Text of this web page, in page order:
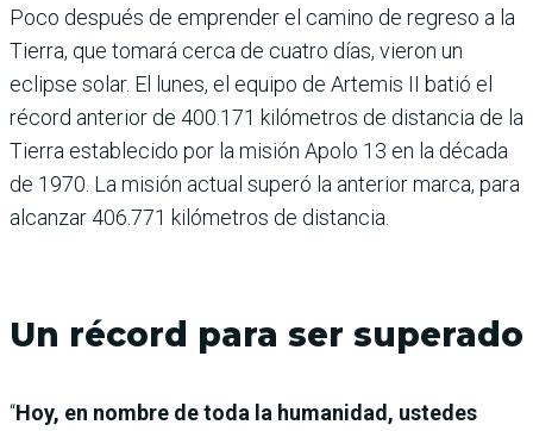
Poco después de emprender el camino de regreso a la
Tierra, que tomará cerca de cuatro días, vieron un
eclipse solar. El lunes, el equipo de Artemis II batió el
récord anterior de 400.171 kilómetros de distancia de la
Tierra establecido por la misión Apolo 13 en la década
de 1970. La misión actual superó la anterior marca, para
alcanzar 406.771 kilómetros de distancia.
Un récord para ser superado
“Hoy, en nombre de toda la humanidad, ustedes